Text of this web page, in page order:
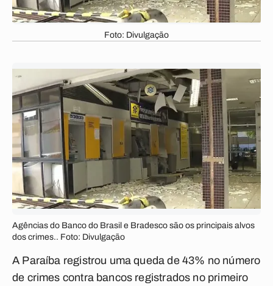
Foto: Divulgação
Agências do Banco do Brasil e Bradesco são os principais alvos
dos crimes.. Foto: Divulgação
A Paraíba registrou uma queda de 43% no número
de crimes contra bancos registrados no primeiro